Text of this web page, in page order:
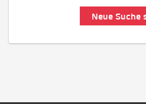
Neue Suche